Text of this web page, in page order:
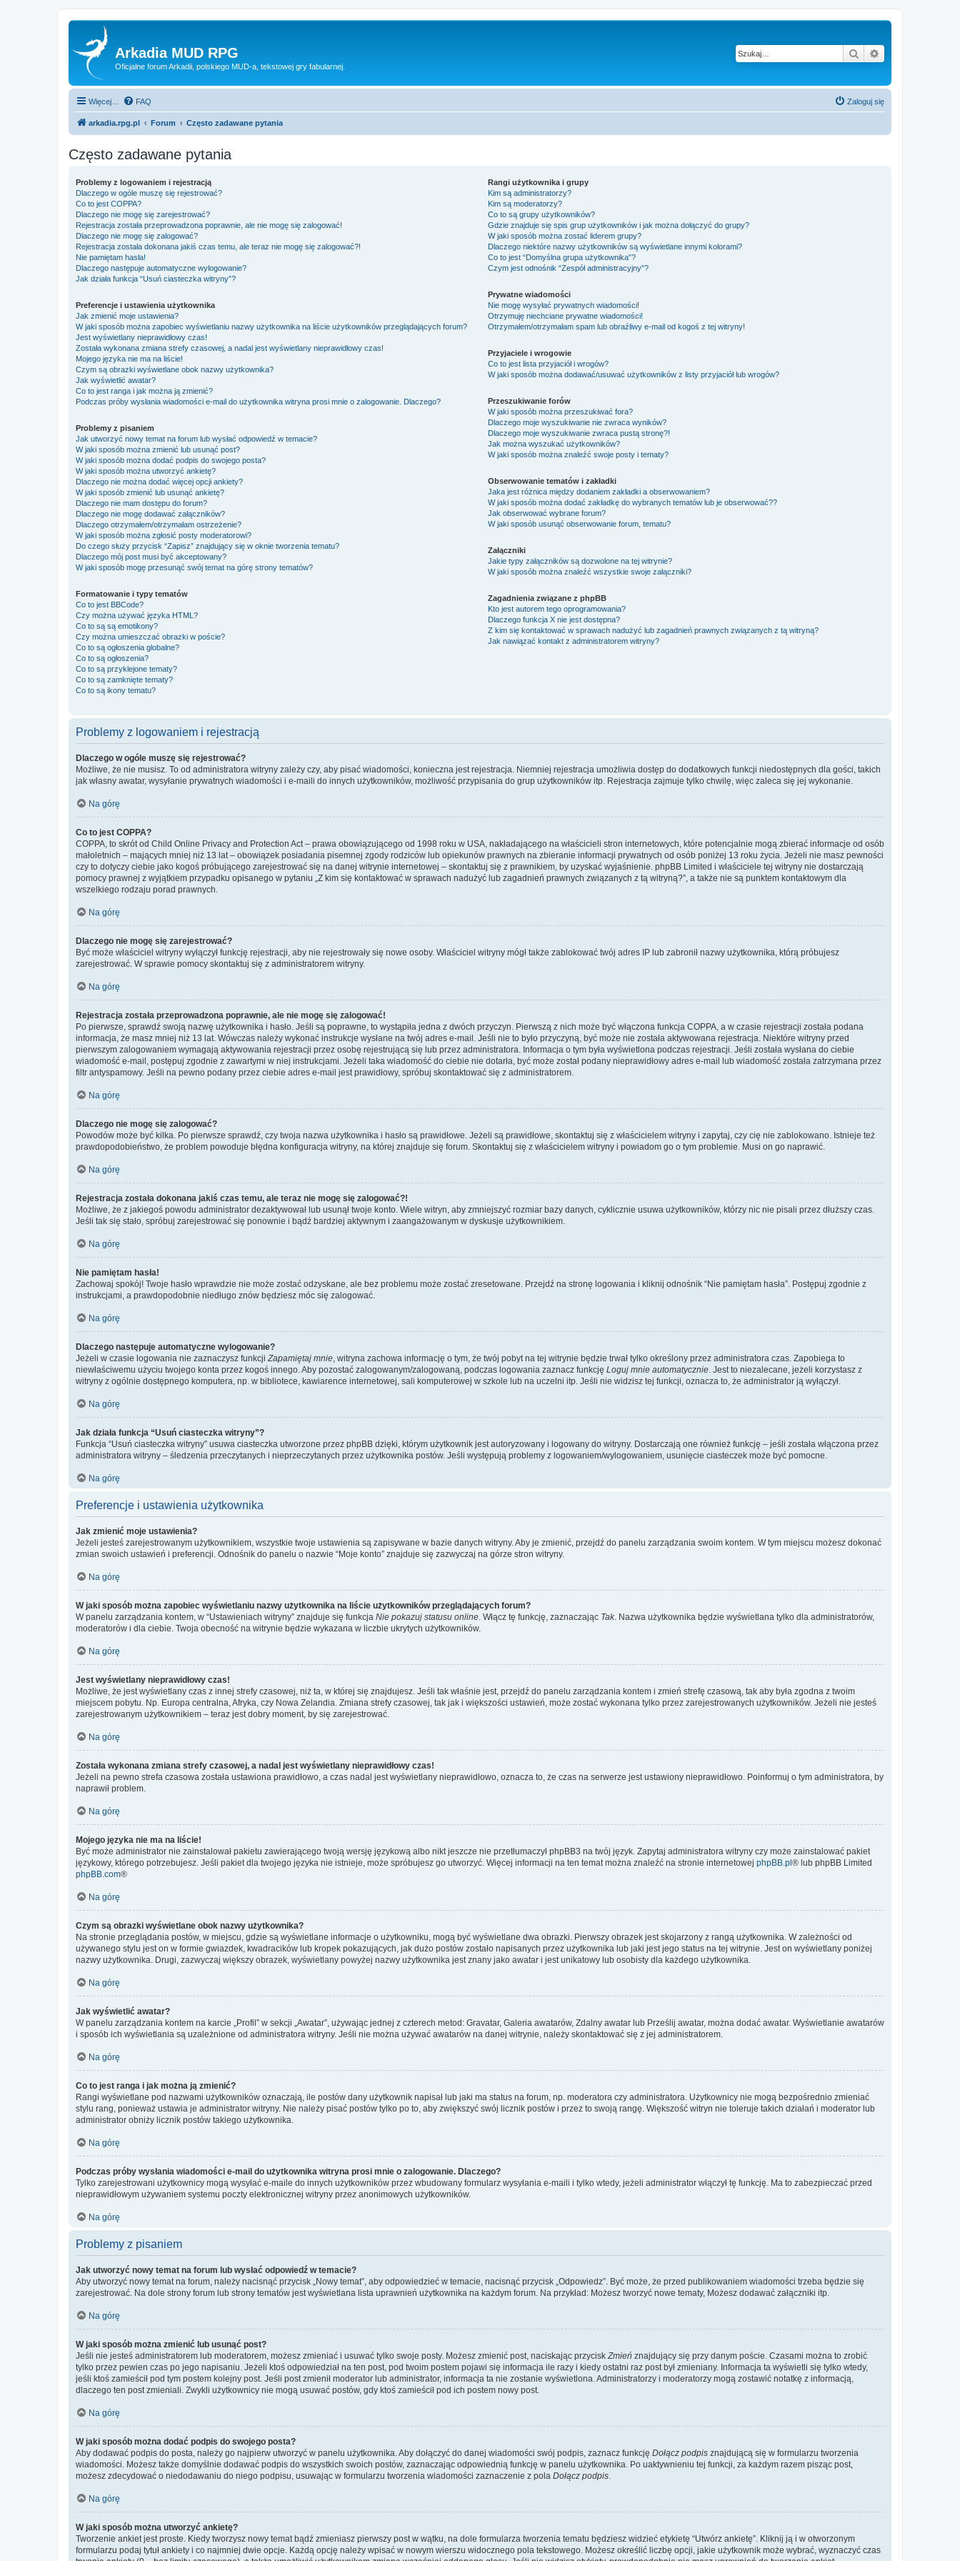
Arkadia MUD RPG
Oficjalne forum Arkadii, polskiego MUD-a, tekstowej gry fabularnej.
Szukaj
Więcej… FAQ Zaloguj się
arkadia.rpg.pl Forum Często zadawane pytania
Często zadawane pytania
Problemy z logowaniem i rejestracją
Dlaczego w ogóle muszę się rejestrować?
Co to jest COPPA?
Dlaczego nie mogę się zarejestrować?
Rejestracja została przeprowadzona poprawnie, ale nie mogę się zalogować!
Dlaczego nie mogę się zalogować?
Rejestracja została dokonana jakiś czas temu, ale teraz nie mogę się zalogować?!
Nie pamiętam hasła!
Dlaczego następuje automatyczne wylogowanie?
Jak działa funkcja “Usuń ciasteczka witryny”?
Preferencje i ustawienia użytkownika
Jak zmienić moje ustawienia?
W jaki sposób można zapobiec wyświetlaniu nazwy użytkownika na liście użytkowników przeglądających forum?
Jest wyświetlany nieprawidłowy czas!
Została wykonana zmiana strefy czasowej, a nadal jest wyświetlany nieprawidłowy czas!
Mojego języka nie ma na liście!
Czym są obrazki wyświetlane obok nazwy użytkownika?
Jak wyświetlić awatar?
Co to jest ranga i jak można ją zmienić?
Podczas próby wysłania wiadomości e-mail do użytkownika witryna prosi mnie o zalogowanie. Dlaczego?
Problemy z pisaniem
Jak utworzyć nowy temat na forum lub wysłać odpowiedź w temacie?
W jaki sposób można zmienić lub usunąć post?
W jaki sposób można dodać podpis do swojego posta?
W jaki sposób można utworzyć ankietę?
Dlaczego nie można dodać więcej opcji ankiety?
W jaki sposób zmienić lub usunąć ankietę?
Dlaczego nie mam dostępu do forum?
Dlaczego nie mogę dodawać załączników?
Dlaczego otrzymałem/otrzymałam ostrzeżenie?
W jaki sposób można zgłosić posty moderatorowi?
Do czego służy przycisk “Zapisz” znajdujący się w oknie tworzenia tematu?
Dlaczego mój post musi być akceptowany?
W jaki sposób mogę przesunąć swój temat na górę strony tematów?
Formatowanie i typy tematów
Co to jest BBCode?
Czy można używać języka HTML?
Co to są są emotikony?
Czy można umieszczać obrazki w poście?
Co to są ogłoszenia globalne?
Co to są ogłoszenia?
Co to są przyklejone tematy?
Co to są zamknięte tematy?
Co to są ikony tematu?
Rangi użytkownika i grupy
Kim są administratorzy?
Kim są moderatorzy?
Co to są grupy użytkowników?
Gdzie znajduje się spis grup użytkowników i jak można dołączyć do grupy?
W jaki sposób można zostać liderem grupy?
Dlaczego niektóre nazwy użytkowników są wyświetlane innymi kolorami?
Co to jest “Domyślna grupa użytkownika”?
Czym jest odnośnik “Zespół administracyjny”?
Prywatne wiadomości
Nie mogę wysyłać prywatnych wiadomości!
Otrzymuję niechciane prywatne wiadomości!
Otrzymałem/otrzymałam spam lub obraźliwy e-mail od kogoś z tej witryny!
Przyjaciele i wrogowie
Co to jest lista przyjaciół i wrogów?
W jaki sposób można dodawać/usuwać użytkowników z listy przyjaciół lub wrogów?
Przeszukiwanie forów
W jaki sposób można przeszukiwać fora?
Dlaczego moje wyszukiwanie nie zwraca wyników?
Dlaczego moje wyszukiwanie zwraca pustą stronę?!
Jak można wyszukać użytkowników?
W jaki sposób można znaleźć swoje posty i tematy?
Obserwowanie tematów i zakładki
Jaka jest różnica między dodaniem zakładki a obserwowaniem?
W jaki sposób można dodać zakładkę do wybranych tematów lub je obserwować??
Jak obserwować wybrane forum?
W jaki sposób usunąć obserwowanie forum, tematu?
Załączniki
Jakie typy załączników są dozwolone na tej witrynie?
W jaki sposób można znaleźć wszystkie swoje załączniki?
Zagadnienia związane z phpBB
Kto jest autorem tego oprogramowania?
Dlaczego funkcja X nie jest dostępna?
Z kim się kontaktować w sprawach nadużyć lub zagadnień prawnych związanych z tą witryną?
Jak nawiązać kontakt z administratorem witryny?
Problemy z logowaniem i rejestracją
Dlaczego w ogóle muszę się rejestrować?
Możliwe, że nie musisz. To od administratora witryny zależy czy, aby pisać wiadomości, konieczna jest rejestracja. Niemniej rejestracja umożliwia dostęp do dodatkowych funkcji niedostępnych dla gości, takich
jak własny awatar, wysyłanie prywatnych wiadomości i e-maili do innych użytkowników, możliwość przypisania do grup użytkowników itp. Rejestracja zajmuje tylko chwilę, więc zaleca się jej wykonanie.
Na górę
Co to jest COPPA?
COPPA, to skrót od Child Online Privacy and Protection Act – prawa obowiązującego od 1998 roku w USA, nakładającego na właścicieli stron internetowych, które potencjalnie mogą zbierać informacje od osób
małoletnich – mających mniej niż 13 lat – obowiązek posiadania pisemnej zgody rodziców lub opiekunów prawnych na zbieranie informacji prywatnych od osób poniżej 13 roku życia. Jeżeli nie masz pewności
czy to dotyczy ciebie jako kogoś próbującego zarejestrować się na danej witrynie internetowej – skontaktuj się z prawnikiem, by uzyskać wyjaśnienie. phpBB Limited i właściciele tej witryny nie dostarczają
pomocy prawnej z wyjątkiem przypadku opisanego w pytaniu „Z kim się kontaktować w sprawach nadużyć lub zagadnień prawnych związanych z tą witryną?”, a także nie są punktem kontaktowym dla
wszelkiego rodzaju porad prawnych.
Na górę
Dlaczego nie mogę się zarejestrować?
Być może właściciel witryny wyłączył funkcję rejestracji, aby nie rejestrowały się nowe osoby. Właściciel witryny mógł także zablokować twój adres IP lub zabronił nazwy użytkownika, którą próbujesz
zarejestrować. W sprawie pomocy skontaktuj się z administratorem witryny.
Na górę
Rejestracja została przeprowadzona poprawnie, ale nie mogę się zalogować!
Po pierwsze, sprawdź swoją nazwę użytkownika i hasło. Jeśli są poprawne, to wystąpiła jedna z dwóch przyczyn. Pierwszą z nich może być włączona funkcja COPPA, a w czasie rejestracji została podana
informacja, że masz mniej niż 13 lat. Wówczas należy wykonać instrukcje wysłane na twój adres e-mail. Jeśli nie to było przyczyną, być może nie została aktywowana rejestracja. Niektóre witryny przed
pierwszym zalogowaniem wymagają aktywowania rejestracji przez osobę rejestrującą się lub przez administratora. Informacja o tym była wyświetlona podczas rejestracji. Jeśli została wysłana do ciebie
wiadomość e-mail, postępuj zgodnie z zawartymi w niej instrukcjami. Jeżeli taka wiadomość do ciebie nie dotarła, być może został podany nieprawidłowy adres e-mail lub wiadomość została zatrzymana przez
filtr antyspamowy. Jeśli na pewno podany przez ciebie adres e-mail jest prawidłowy, spróbuj skontaktować się z administratorem.
Na górę
Dlaczego nie mogę się zalogować?
Powodów może być kilka. Po pierwsze sprawdź, czy twoja nazwa użytkownika i hasło są prawidłowe. Jeżeli są prawidłowe, skontaktuj się z właścicielem witryny i zapytaj, czy cię nie zablokowano. Istnieje też
prawdopodobieństwo, że problem powoduje błędna konfiguracja witryny, na której znajduje się forum. Skontaktuj się z właścicielem witryny i powiadom go o tym problemie. Musi on go naprawić.
Na górę
Rejestracja została dokonana jakiś czas temu, ale teraz nie mogę się zalogować?!
Możliwe, że z jakiegoś powodu administrator dezaktywował lub usunął twoje konto. Wiele witryn, aby zmniejszyć rozmiar bazy danych, cyklicznie usuwa użytkowników, którzy nic nie pisali przez dłuższy czas.
Jeśli tak się stało, spróbuj zarejestrować się ponownie i bądź bardziej aktywnym i zaangażowanym w dyskusje użytkownikiem.
Na górę
Nie pamiętam hasła!
Zachowaj spokój! Twoje hasło wprawdzie nie może zostać odzyskane, ale bez problemu może zostać zresetowane. Przejdź na stronę logowania i kliknij odnośnik “Nie pamiętam hasła”. Postępuj zgodnie z
instrukcjami, a prawdopodobnie niedługo znów będziesz móc się zalogować.
Na górę
Dlaczego następuje automatyczne wylogowanie?
Jeżeli w czasie logowania nie zaznaczysz funkcjiZapamiętaj mnie, witryna zachowa informację o tym, że twój pobyt na tej witrynie będzie trwał tylko określony przez administratora czas. Zapobiega to
niewłaściwemu użyciu twojego konta przez kogoś innego. Aby pozostać zalogowanym/zalogowaną, podczas logowania zaznacz funkcję Loguj mnie automatycznie. Jest to niezalecane, jeżeli korzystasz z
witryny z ogólnie dostępnego komputera, np. w bibliotece, kawiarence internetowej, sali komputerowej w szkole lub na uczelni itp. Jeśli nie widzisz tej funkcji, oznacza to, że administrator ją wyłączył.
Na górę
Jak działa funkcja “Usuń ciasteczka witryny”?
Funkcja “Usuń ciasteczka witryny” usuwa ciasteczka utworzone przez phpBB dzięki, którym użytkownik jest autoryzowany i logowany do witryny. Dostarczają one również funkcję – jeśli została włączona przez
administratora witryny – śledzenia przeczytanych i nieprzeczytanych przez użytkownika postów. Jeśli występują problemy z logowaniem/wylogowaniem, usunięcie ciasteczek może być pomocne.
Na górę
Preferencje i ustawienia użytkownika
Jak zmienić moje ustawienia?
Jeżeli jesteś zarejestrowanym użytkownikiem, wszystkie twoje ustawienia są zapisywane w bazie danych witryny. Aby je zmienić, przejdź do panelu zarządzania swoim kontem. W tym miejscu możesz dokonać
zmian swoich ustawień i preferencji. Odnośnik do panelu o nazwie “Moje konto” znajduje się zazwyczaj na górze stron witryny.
Na górę
W jaki sposób można zapobiec wyświetlaniu nazwy użytkownika na liście użytkowników przeglądających forum?
W panelu zarządzania kontem, w “Ustawieniach witryny” znajduje się funkcja Nie pokazuj statusu online. Włącz tę funkcję, zaznaczając Tak. Nazwa użytkownika będzie wyświetlana tylko dla administratorów,
moderatorów i dla ciebie. Twoja obecność na witrynie będzie wykazana w liczbie ukrytych użytkowników.
Na górę
Jest wyświetlany nieprawidłowy czas!
Możliwe, że jest wyświetlany czas z innej strefy czasowej, niż ta, w której się znajdujesz. Jeśli tak właśnie jest, przejdź do panelu zarządzania kontem i zmień strefę czasową, tak aby była zgodna z twoim
miejscem pobytu. Np. Europa centralna, Afryka, czy Nowa Zelandia. Zmiana strefy czasowej, tak jak i większości ustawień, może zostać wykonana tylko przez zarejestrowanych użytkowników. Jeżeli nie jesteś
zarejestrowanym użytkownikiem – teraz jest dobry moment, by się zarejestrować.
Na górę
Została wykonana zmiana strefy czasowej, a nadal jest wyświetlany nieprawidłowy czas!
Jeżeli na pewno strefa czasowa została ustawiona prawidłowo, a czas nadal jest wyświetlany nieprawidłowo, oznacza to, że czas na serwerze jest ustawiony nieprawidłowo. Poinformuj o tym administratora, by
naprawił problem.
Na górę
Mojego języka nie ma na liście!
Być może administrator nie zainstalował pakietu zawierającego twoją wersję językową albo nikt jeszcze nie przetłumaczył phpBB3 na twój język. Zapytaj administratora witryny czy może zainstalować pakiet
językowy, którego potrzebujesz. Jeśli pakiet dla twojego języka nie istnieje, może spróbujesz go utworzyć. Więcej informacji na ten temat można znaleźć na stronie internetowej phpBB.pl ® lub phpBB Limited
phpBB.com®
Na górę
Czym są obrazki wyświetlane obok nazwy użytkownika?
Na stronie przeglądania postów, w miejscu, gdzie są wyświetlane informacje o użytkowniku, mogą być wyświetlane dwa obrazki. Pierwszy obrazek jest skojarzony z rangą użytkownika. W zależności od
używanego stylu jest on w formie gwiazdek, kwadracików lub kropek pokazujących, jak dużo postów zostało napisanych przez użytkownika lub jaki jest jego status na tej witrynie. Jest on wyświetlany poniżej
nazwy użytkownika. Drugi, zazwyczaj większy obrazek, wyświetlany powyżej nazwy użytkownika jest znany jako awatar i jest unikatowy lub osobisty dla każdego użytkownika.
Na górę
Jak wyświetlić awatar?
W panelu zarządzania kontem na karcie „Profil” w sekcji „Awatar”, używając jednej z czterech metod: Gravatar, Galeria awatarów, Zdalny awatar lub Prześlij awatar, można dodać awatar. Wyświetlanie awatarów
i sposób ich wyświetlania są uzależnione od administratora witryny. Jeśli nie można używać awatarów na danej witrynie, należy skontaktować się z jej administratorem.
Na górę
Co to jest ranga i jak można ją zmienić?
Rangi wyświetlane pod nazwami użytkowników oznaczają, ile postów dany użytkownik napisał lub jaki ma status na forum, np. moderatora czy administratora. Użytkownicy nie mogą bezpośrednio zmieniać
stylu rang, ponieważ ustawia je administrator witryny. Nie należy pisać postów tylko po to, aby zwiększyć swój licznik postów i przez to swoją rangę. Większość witryn nie toleruje takich działań i moderator lub
administrator obniży licznik postów takiego użytkownika.
Na górę
Podczas próby wysłania wiadomości e-mail do użytkownika witryna prosi mnie o zalogowanie. Dlaczego?
Tylko zarejestrowani użytkownicy mogą wysyłać e-maile do innych użytkowników przez wbudowany formularz wysyłania e-maili i tylko wtedy, jeżeli administrator włączył tę funkcję. Ma to zabezpieczać przed
nieprawidłowym używaniem systemu poczty elektronicznej witryny przez anonimowych użytkowników.
Na górę
Problemy z pisaniem
Jak utworzyć nowy temat na forum lub wysłać odpowiedź w temacie?
Aby utworzyć nowy temat na forum, należy nacisnąć przycisk „Nowy temat”, aby odpowiedzieć w temacie, nacisnąć przycisk „Odpowiedz”. Być może, że przed publikowaniem wiadomości trzeba będzie się
zarejestrować. Na dole strony forum lub strony tematów jest wyświetlana lista uprawnień użytkownika na każdym forum. Na przykład: Możesz tworzyć nowe tematy, Możesz dodawać załączniki itp.
Na górę
W jaki sposób można zmienić lub usunąć post?
Jeśli nie jesteś administratorem lub moderatorem, możesz zmieniać i usuwać tylko swoje posty. Możesz zmienić post, naciskając przyciskZmień znajdujący się przy danym poście. Czasami można to zrobić
tylko przez pewien czas po jego napisaniu. Jeżeli ktoś odpowiedział na ten post, pod twoim postem pojawi się informacja ile razy i kiedy ostatni raz post był zmieniany. Informacja ta wyświetli się tylko wtedy,
jeśli ktoś zamieścił pod tym postem kolejny post. Jeśli post zmienił moderator lub administrator, informacja ta nie zostanie wyświetlona. Administratorzy i moderatorzy mogą zostawić notatkę z informacją,
dlaczego ten post zmieniali. Zwykli użytkownicy nie mogą usuwać postów, gdy ktoś zamieścił pod ich postem nowy post.
Na górę
W jaki sposób można dodać podpis do swojego posta?
Aby dodawać podpis do posta, należy go najpierw utworzyć w panelu użytkownika. Aby dołączyć do danej wiadomości swój podpis, zaznacz funkcję Dołącz podpis znajdującą się w formularzu tworzenia
wiadomości. Możesz także domyślnie dodawać podpis do wszystkich swoich postów, zaznaczając odpowiednią funkcję w panelu użytkownika. Po uaktywnieniu tej funkcji, za każdym razem pisząc post,
możesz zdecydować o niedodawaniu do niego podpisu, usuwając w formularzu tworzenia wiadomości zaznaczenie z pola Dołącz podpis.
Na górę
W jaki sposób można utworzyć ankietę?
Tworzenie ankiet jest proste. Kiedy tworzysz nowy temat bądź zmieniasz pierwszy post w wątku, na dole formularza tworzenia tematu będziesz widzieć etykietę “Utwórz ankietę”. Kliknij ją i w otworzonym
formularzu podaj tytuł ankiety i co najmniej dwie opcje. Każdą opcję należy wpisać w nowym wierszu widocznego pola tekstowego. Możesz określić liczbę opcji, jakie użytkownik może wybrać, wyznaczyć czas